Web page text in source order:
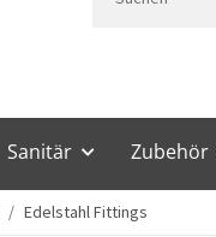
Sanitär Zubehör
Edelstahl Fittings